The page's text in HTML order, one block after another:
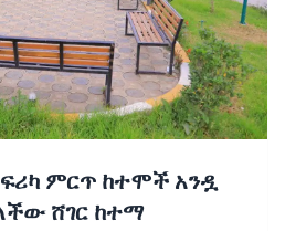
ምርጥ ከተሞች አንዷ
ሸገር ከተማ